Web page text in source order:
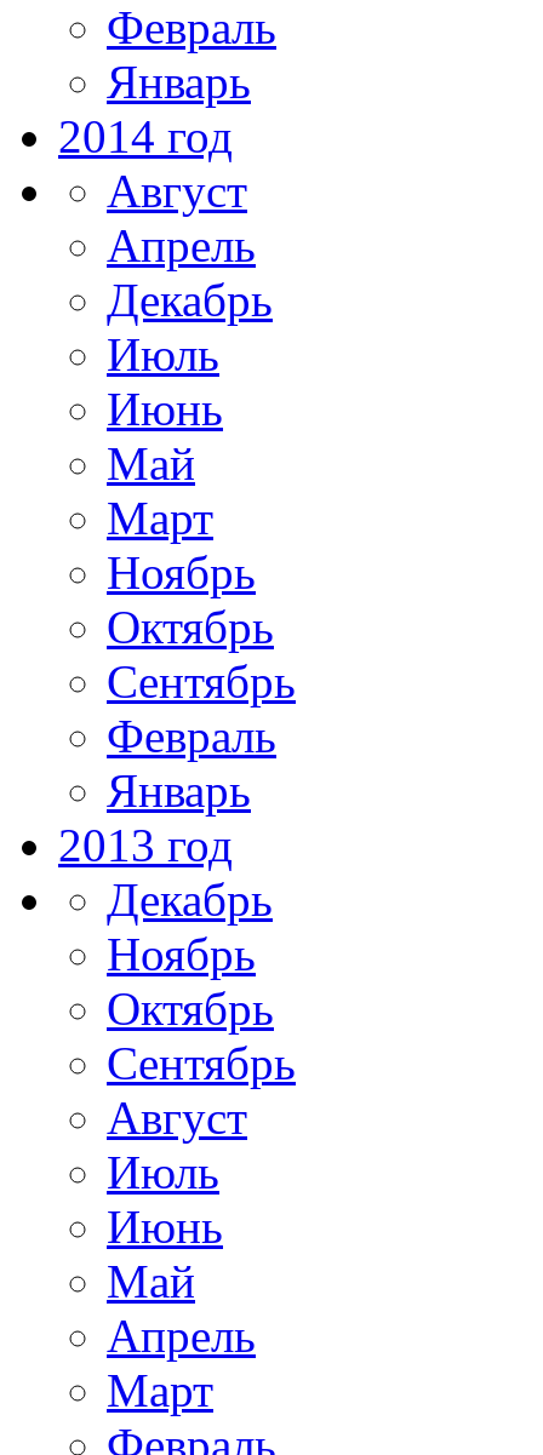
Февраль
Январь
2014 год
Август
Апрель
Декабрь
Июль
Июнь
Май
Март
Ноябрь
Октябрь
Сентябрь
Февраль
Январь
2013 год
Декабрь
Ноябрь
Октябрь
Сентябрь
Август
Июль
Июнь
Май
Апрель
Март